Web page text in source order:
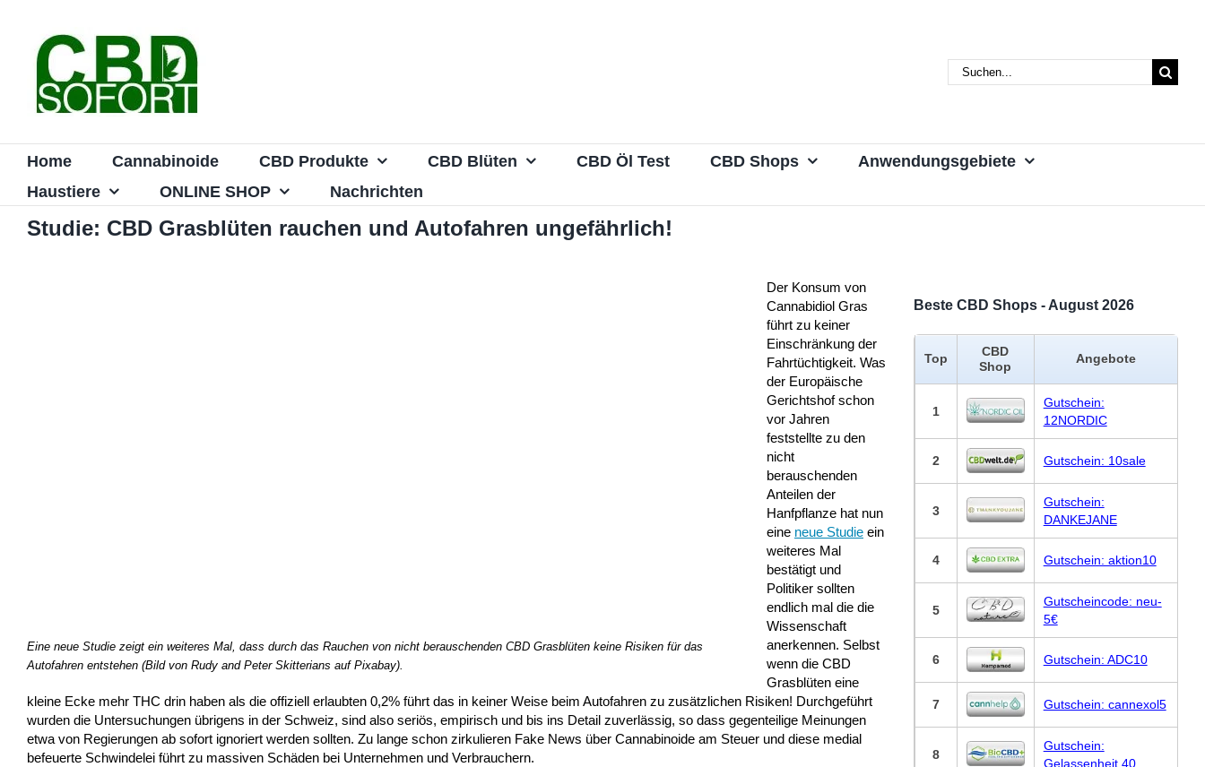
springen
Suche
nach:
Home Cannabinoide CBD Produkte CBD Blüten CBD Öl Test CBD Shops
Anwendungsgebiete
Haustiere
ONLINE SHOP Nachrichten
Studie: CBD Grasblüten rauchen und Autofahren ungefährlich!
Eine neue Studie zeigt ein weiteres Mal, dass durch das Rauchen von nicht berauschenden CBD Grasblüten keine Risiken für das
Autofahren entstehen (Bild von Rudy and Peter Skitterians auf Pixabay).
Der Konsum von
Cannabidiol Gras
führt zu keiner
Einschränkung der
Fahrtüchtigkeit. Was
der Europäische
Gerichtshof schon
vor Jahren
feststellte zu den
nicht
berauschenden
Anteilen der
Hanfpflanze hat nun
eine neue Studie ein
weiteres Mal
bestätigt und
Politiker sollten
endlich mal die die
Wissenschaft
anerkennen. Selbst
wenn die CBD
Grasblüten eine
kleine Ecke mehr THC drin haben als die offiziell erlaubten 0,2% führt das in keiner Weise beim Autofahren zu zusätzlichen Risiken! Durchgeführt
wurden die Untersuchungen übrigens in der Schweiz, sind also seriös, empirisch und bis ins Detail zuverlässig, so dass gegenteilige Meinungen
etwa von Regierungen ab sofort ignoriert werden sollten. Zu lange schon zirkulieren Fake News über Cannabinoide am Steuer und diese medial
befeuerte Schwindelei führt zu massiven Schäden bei Unternehmen und Verbrauchern.
Beste CBD Shops - August 2026
Top
CBD
Shop
Angebote
1
Gutschein:
12NORDIC
2 Gutschein: 10sale
3
Gutschein:
DANKEJANE
4 Gutschein: aktion10
5
Gutscheincode: neu-
5€
6 Gutschein: ADC10
7 Gutschein: cannexol5
8
Gutschein:
Gelassenheit 40